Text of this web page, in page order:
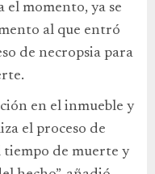
el momento, ya se
al que entró
de necropsia para
en el inmueble y
el proceso de
de muerte y